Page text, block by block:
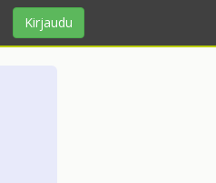
Kirjaudu